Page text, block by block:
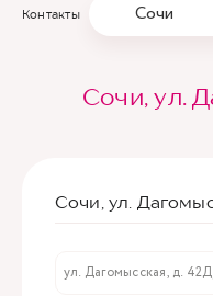
Контакты Сочи
Сочи, ул.
Сочи, ул.
ул. Дагомысская, д.